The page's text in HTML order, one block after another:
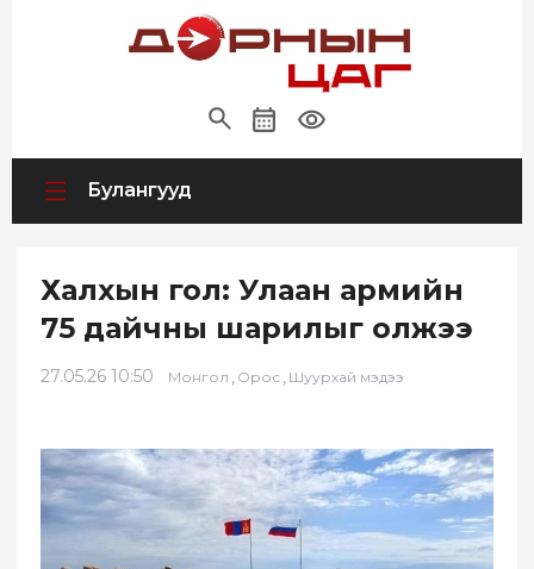
Булангууд
Халхын гол: Улаан армийн
75 дайчны шарилыг олжээ
27.05.26 10:50 Монгол , Орос , Шуурхай мэдээ